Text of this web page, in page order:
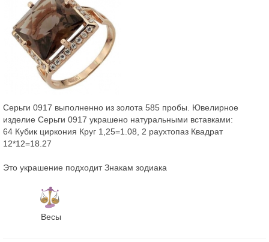
Серьги 0917 выполненно из золота 585 пробы. Ювелирное
изделие Серьги 0917 украшено натуральными вставками:
64 Кубик циркония Круг 1,25=1.08, 2 раухтопаз Квадрат
12*12=18.27
Это украшение подходит Знакам зодиака
Весы